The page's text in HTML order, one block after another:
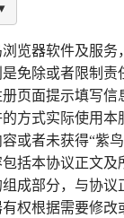
览器软件及服
免除或者限制责
册页面提示填写
方式实际使用
或者未获得“紫
括本协议正文及
成部分，与协议
权根据需要修改